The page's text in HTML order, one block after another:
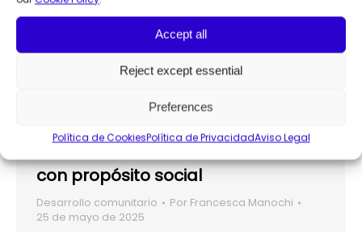
Accept all
Reject except essential
Preferences
Política de CookiesPolítica de PrivacidadAviso Legal
Sevilla Solidaria – Noticias locales
con propósito social
Desarrollo comunitario Por Francesca Manochi
25 de mayo de 2025